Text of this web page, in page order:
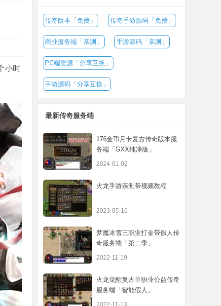
小时
传奇版本「免费」 传奇手游源码「免费」
商业服务端「亲测」 手游源码「亲测」
PC端资源「分享互换」
手游源码「分享互换」
最新传奇服务端
176金币月卡复古传奇版本服
务端「GXX纯净版」
2024-01-02
火龙手游亲测带视频教程
2023-05-16
梦魔冰雪三职业打金带假人传
奇服务端「第二季」
2022-11-19
火龙觉醒复古单职业公益传奇
服务端「智能假人」
2022-11-13